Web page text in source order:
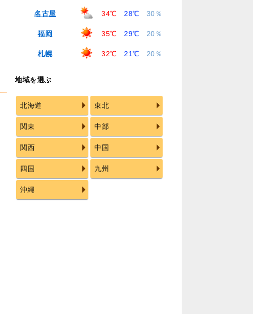
名古屋 34℃ 28℃ 30％
福岡 35℃ 29℃ 20％
札幌 32℃ 21℃ 20％
地域を選ぶ
北海道 東北
関東 中部
関西 中国
四国 九州
沖縄